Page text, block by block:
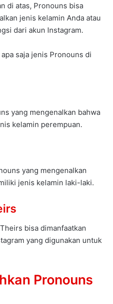
di atas, Pronouns bisa
jenis kelamin Anda atau
dari akun Instagram.
saja jenis Pronouns di
yang mengenalkan bahwa
kelamin perempuan.
yang mengenalkan
jenis kelamin laki-laki.
bisa dimanfaatkan
yang digunakan untuk
Pronouns